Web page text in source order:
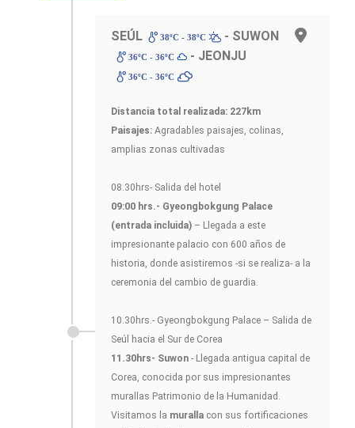
SEÚL 38ºC - 38ºC - SUWON
36ºC - 36ºC - JEONJU
36ºC - 36ºC
Distancia total realizada: 227km
Paisajes: Agradables paisajes, colinas,
amplias zonas cultivadas
08.30hrs- Salida del hotel
09:00 hrs.- Gyeongbokgung Palace
(entrada incluida) – Llegada a este
impresionante palacio con 600 años de
historia, donde asistiremos -si se realiza- a la
ceremonia del cambio de guardia.
10.30hrs.- Gyeongbokgung Palace – Salida de
Seúl hacia el Sur de Corea
11.30hrs- Suwon - Llegada antigua capital de
Corea, conocida por sus impresionantes
murallas Patrimonio de la Humanidad.
Visitamos la muralla con sus fortificaciones